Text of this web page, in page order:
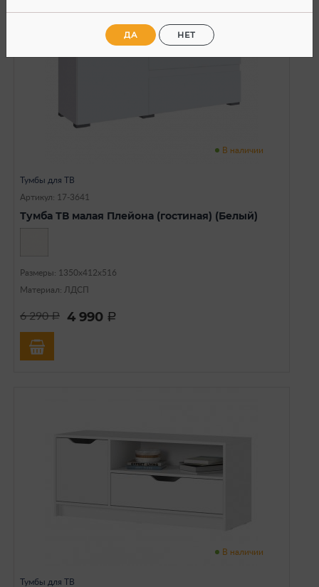
В наличии
Тумбы для ТВ
Артикул: 17-3641
Тумба ТВ малая Плейона (гостиная) (Белый)
Размеры: 1350х412х516
Материал: ЛДСП
6 290a 4 990 a
В наличии
Тумбы для ТВ
ДА НЕТ